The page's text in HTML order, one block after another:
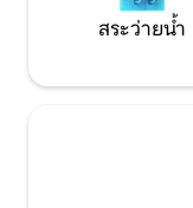
สระว่ายน้ำ